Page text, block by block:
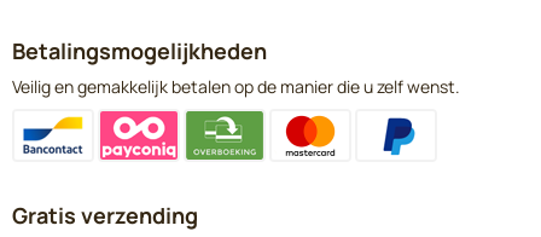
Betalingsmogelijkheden
Veilig en gemakkelijk betalen op de manier die u zelf wenst.
Gratis verzending